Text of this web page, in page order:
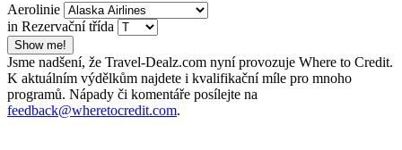
Aerolinie
in Rezervační třída
Show me!
Jsme nadšení, že Travel-Dealz.com nyní provozuje Where to Credit.
K aktuálním výdělkům najdete i kvalifikační míle pro mnoho
programů. Nápady či komentáře posílejte na
feedback@wheretocredit.com.